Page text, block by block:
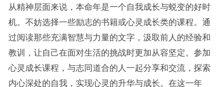
从精神层面来说，本命年是一个自我成长与蜕变的好时
机。不妨选择一些励志的书籍或心灵成长类的课程。通
过阅读那些充满智慧与力量的文字，汲取前人的经验和
教训，让自己在面对生活的挑战时更加从容坚定。参加
心灵成长课程，与志同道合的人一起分享和交流，探索
内心深处的自我，实现心灵的升华与成长。在这一年